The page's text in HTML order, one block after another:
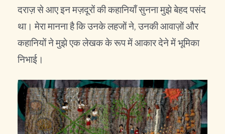
दराज़ से आए इन मज़दूरों की कहानियाँ सुनना मुझे बेहद पसंद
था। मेरा मानना है कि उनके लहजों ने, उनकी आवाज़ों और
कहानियों ने मुझे एक लेखक के रूप में आकार देने में भूमिका
निभाई।